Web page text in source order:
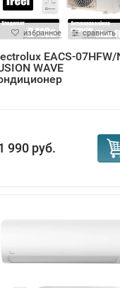
избранное сравнить
EACS-07HFW/
WAVE
990 руб.